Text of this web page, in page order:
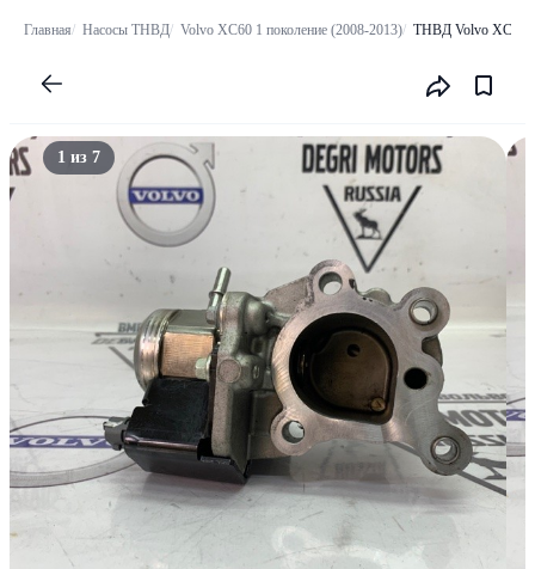
Главная Насосы ТНВД Volvo XC60 1 поколение (2008-2013) ТНВД Volvo XC60
1 из 7